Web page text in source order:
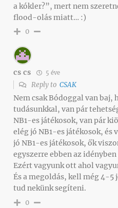
a kókler?”, mert nem
flood-olás miatt… :)
0
cs cs 5 éve
Reply to CSAK
Nem csak Bódoggal van baj,
tudásunkkal, van pár
NB1-es játékosok, van pár
elég jó NB1-es játékosok, és
jó NB1-es játékosok, ők
egyszerre ebben az
Ezért vagyunk ott ahol
És a megoldás, kell még 4-5
tud nekünk segíteni.
0